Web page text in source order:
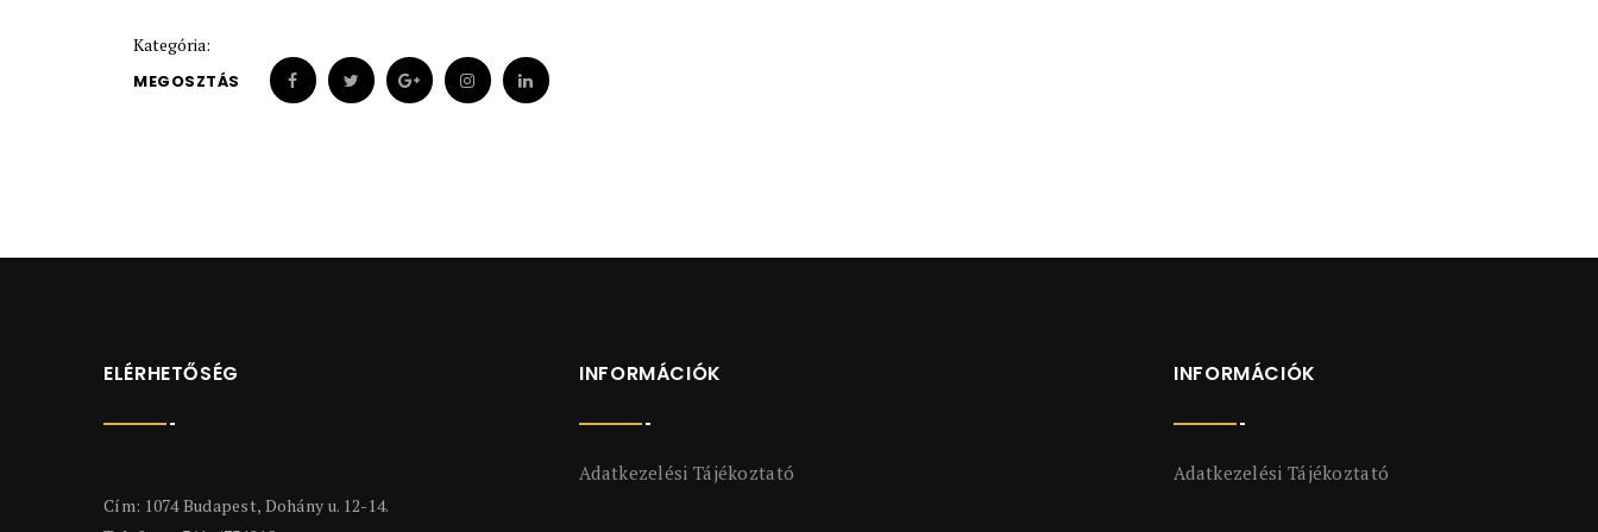
Kategória:
MEGOSZTÁS
ELÉRHETŐSÉG
Cím: 1074 Budapest, Dohány u. 12-14.
INFORMÁCIÓK
Adatkezelési Tájékoztató
INFORMÁCIÓK
Adatkezelési Tájékoztató